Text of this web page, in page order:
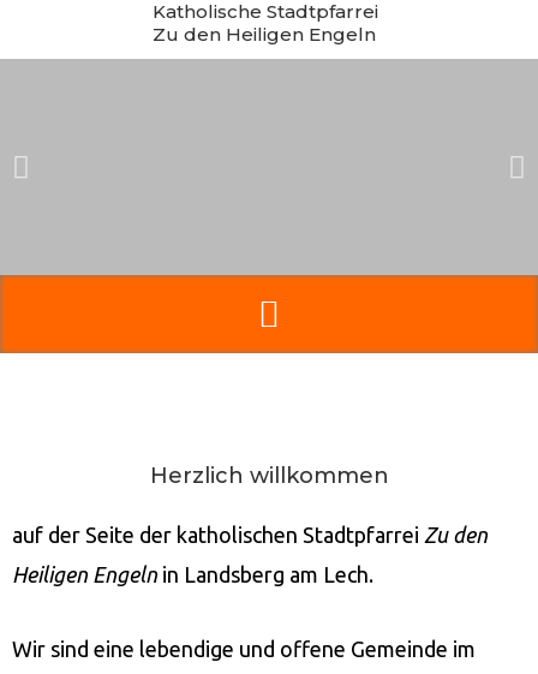
Inhalt
Katholische Stadtpfarrei
Zu den Heiligen Engeln
Herzlich willkommen
auf der Seite der katholischen Stadtpfarrei Zu den
Heiligen Engeln in Landsberg am Lech.
Wir sind eine lebendige und offene Gemeinde im